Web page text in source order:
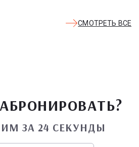
СМОТРЕТЬ ВСЕ
ЗА 24 СЕКУНДЫ